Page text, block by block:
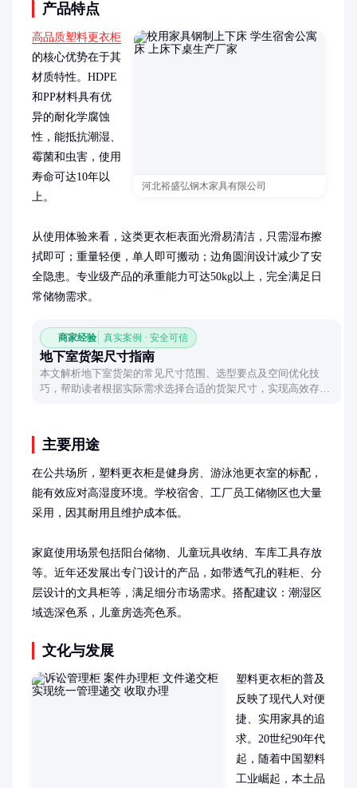
产品特点
河北裕盛弘钢木家具有限公司
高品质塑料更衣柜
的核心优势在于其
材质特性。HDPE
和PP材料具有优
异的耐化学腐蚀
性，能抵抗潮湿、
霉菌和虫害，使用
寿命可达10年以
上。
从使用体验来看，这类更衣柜表面光滑易清洁，只需湿布擦
拭即可；重量轻便，单人即可搬动；边角圆润设计减少了安
全隐患。专业级产品的承重能力可达50kg以上，完全满足日
常储物需求。
商家经验 真实案例 · 安全可信
地下室货架尺寸指南
本文解析地下室货架的常见尺寸范围、选型要点及空间优化技
巧，帮助读者根据实际需求选择合适的货架尺寸，实现高效存
主要用途
在公共场所，塑料更衣柜是健身房、游泳池更衣室的标配，
能有效应对高湿度环境。学校宿舍、工厂员工储物区也大量
采用，因其耐用且维护成本低。
家庭使用场景包括阳台储物、儿童玩具收纳、车库工具存放
等。近年还发展出专门设计的产品，如带透气孔的鞋柜、分
层设计的文具柜等，满足细分市场需求。搭配建议：潮湿区
域选深色系，儿童房选亮色系。
文化与发展
塑料更衣柜的普及
反映了现代人对便
捷、实用家具的追
求。20世纪90年代
起，随着中国塑料
工业崛起，本土品